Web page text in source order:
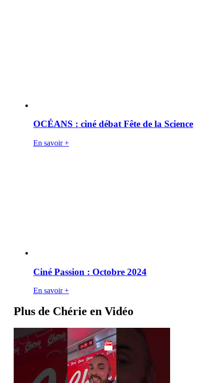
OCÉANS : ciné débat Fête de la Science
En savoir +
Ciné Passion : Octobre 2024
En savoir +
Plus de Chérie en Vidéo